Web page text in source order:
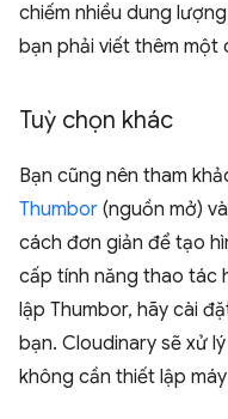
chiếm nhiều dung
bạn phải viết thêm một
Tuỳ chọn khác
Bạn cũng nên tham
Thumbor (nguồn mở) và
cách đơn giản để tạo
cấp tính năng thao tác
lập Thumbor, hãy cài
bạn. Cloudinary sẽ xử
không cần thiết lập